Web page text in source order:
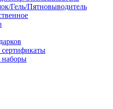
Гель/Пятновыводитель
наборы